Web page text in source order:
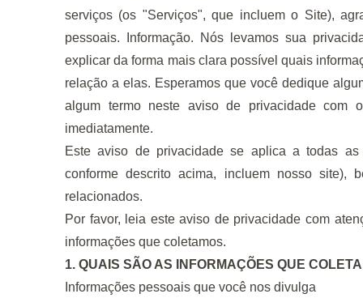
serviços (os "Serviços", que incluem o Site),
pessoais. Informação. Nós levamos sua
explicar da forma mais clara possível quais
relação a elas. Esperamos que você dedique
algum termo neste aviso de privacidade com
imediatamente.
Este aviso de privacidade se aplica a todas
conforme descrito acima, incluem nosso site),
relacionados.
Por favor, leia este aviso de privacidade com
informações que coletamos.
1. QUAIS SÃO AS INFORMAÇÕES QUE
Informações pessoais que você nos divulga